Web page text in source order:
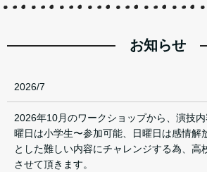
お知らせ
2026/7
2026年10月のワークショップから、演技
曜日は小学生〜参加可能、日曜日は感情解
とした難しい内容にチャレンジする為、高
させて頂きます。